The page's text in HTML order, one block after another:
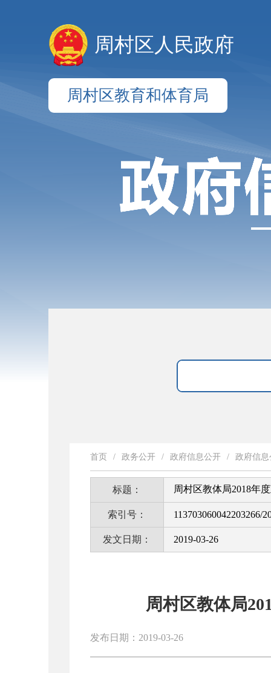
周村区人民政府
周村区教育和体育局
首页 / 政务公开 / 政府信息公开 / 政府信
标题： 周村区教体局2018年
索引号： 113703060042203266/
发文日期： 2019-03-26
周村区教体局
发布日期：2019-03-26